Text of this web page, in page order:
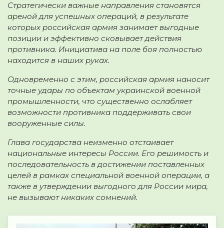
Стратегически важные направления становятся
ареной для успешных операций, в результате
которых российская армия занимает выгодные
позиции и эффективно сковывает действия
противника. Инициатива на поле боя полностью
находится в наших руках.
Одновременно с этим, российская армия наносит
точные удары по объектам украинской военной
промышленности, что существенно ослабляет
возможности противника поддерживать свои
вооруженные силы.
Глава государства неизменно отстаивает
национальные интересы России. Его решимость и
последовательность в достижении поставленных
целей в рамках специальной военной операции, а
также в утверждении выгодного для России мира,
не вызывают никаких сомнений.